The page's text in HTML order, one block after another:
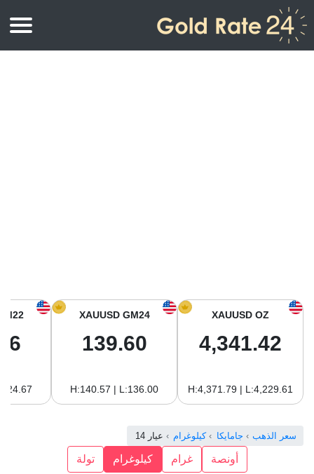
أسعار الذهب في أمريكا الجنوبية
XAUUSD OZ
4,341.42
H:4,371.79 | L:4,229.61
XAUUSD GM24
139.60
H:140.57 | L:136.00
سعر الذهب جامايكا كيلوغرام عيار 14
أونصة غرام كيلوغرام تولة